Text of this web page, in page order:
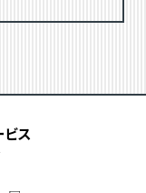
ビス